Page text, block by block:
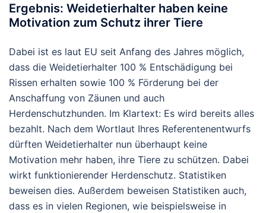
Ergebnis: Weidetierhalter haben keine
Motivation zum Schutz ihrer Tiere
Dabei ist es laut EU seit Anfang des Jahres möglich,
dass die Weidetierhalter 100 % Entschädigung bei
Rissen erhalten sowie 100 % Förderung bei der
Anschaffung von Zäunen und auch
Herdenschutzhunden. Im Klartext: Es wird bereits alles
bezahlt. Nach dem Wortlaut Ihres Referentenentwurfs
dürften Weidetierhalter nun überhaupt keine
Motivation mehr haben, ihre Tiere zu schützen. Dabei
wirkt funktionierender Herdenschutz. Statistiken
beweisen dies. Außerdem beweisen Statistiken auch,
dass es in vielen Regionen, wie beispielsweise in